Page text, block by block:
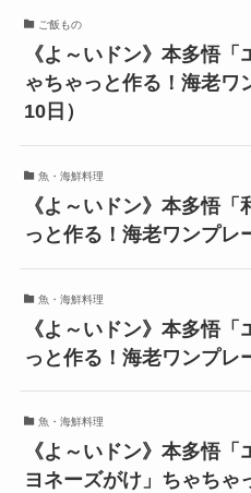
ご飯もの
《よ～いドン》本多悟
ゃちゃっと作る！海老ワ
10日）
魚・海鮮料理
《よ～いドン》本多悟
っと作る！海老ワンプレ
魚・海鮮料理
《よ～いドン》本多悟
っと作る！海老ワンプレ
魚・海鮮料理
《よ～いドン》本多悟
ヨネーズがけ」ちゃちゃ